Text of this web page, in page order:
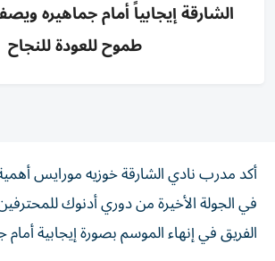
الشارقة إيجابياً أمام جماهيره
طموح للعودة للنجاح
أكد مدرب نادي الشارقة خوزيه مورايس
في الجولة الأخيرة من دوري أدنوك
الفريق في إنهاء الموسم بصورة إيجابية أمام